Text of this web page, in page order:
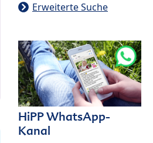
Erweiterte Suche
HiPP WhatsApp-
Kanal